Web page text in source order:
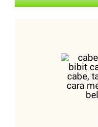
diambil